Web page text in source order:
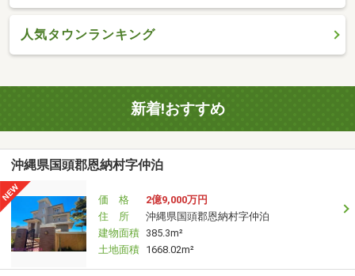
人気タウンランキング
新着!おすすめ
沖縄県国頭郡恩納村字仲泊
価 格
2億9,000万円
住 所
沖縄県国頭郡恩納村字仲泊
建物面積 385.3m²
土地面積 1668.02m²